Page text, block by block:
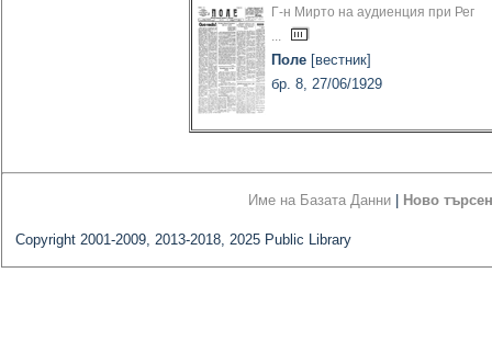
Г-н Мирто на аудиенция при Рег
...
Поле [вестник]
бр. 8, 27/06/1929
Име на Базата Данни Ново
Copyright 2001-2009, 2013-2018, 2025 Public Library